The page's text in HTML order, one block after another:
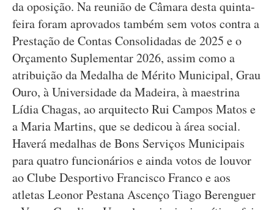
da oposição. Na reunião de Câmara desta quinta-
feira foram aprovados também sem votos contra a
Prestação de Contas Consolidadas de 2025 e o
Orçamento Suplementar 2026, assim como a
atribuição da Medalha de Mérito Municipal, Grau
Ouro, à Universidade da Madeira, à maestrina
Lídia Chagas, ao arquitecto Rui Campos Matos e
a Maria Martins, que se dedicou à área social.
Haverá medalhas de Bons Serviços Municipais
para quatro funcionários e ainda votos de louvor
ao Clube Desportivo Francisco Franco e aos
atletas Leonor Pestana Ascenço Tiago Berenguer